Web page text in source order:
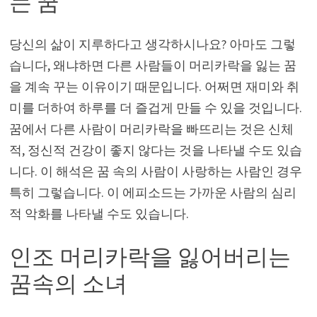
당신의 삶이 지루하다고 생각하시나요? 아마도 그렇
습니다, 왜냐하면 다른 사람들이 머리카락을 잃는 꿈
을 계속 꾸는 이유이기 때문입니다. 어쩌면 재미와 취
미를 더하여 하루를 더 즐겁게 만들 수 있을 것입니다.
꿈에서 다른 사람이 머리카락을 빠뜨리는 것은 신체
적, 정신적 건강이 좋지 않다는 것을 나타낼 수도 있습
니다. 이 해석은 꿈 속의 사람이 사랑하는 사람인 경우
특히 그렇습니다. 이 에피소드는 가까운 사람의 심리
적 악화를 나타낼 수도 있습니다.
인조 머리카락을 잃어버리는
꿈속의 소녀